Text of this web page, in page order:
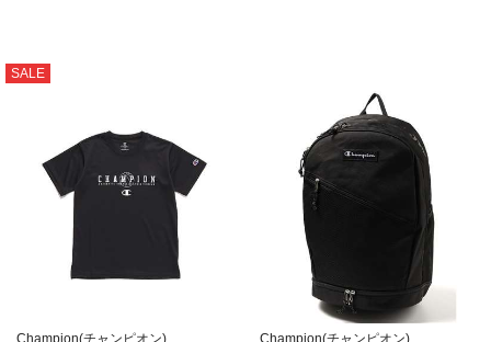
SALE
Champion(チャンピオン) Champion(チャンピオン)